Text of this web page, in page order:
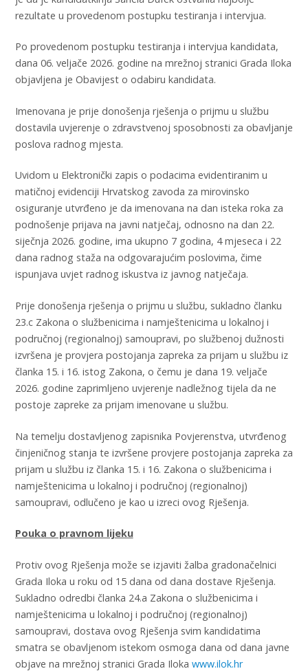
rezultate u provedenom postupku testiranja i intervjua.
Po provedenom postupku testiranja i intervjua kandidata,
dana 06. veljače 2026. godine na mrežnoj stranici Grada Iloka
objavljena je Obavijest o odabiru kandidata.
Imenovana je prije donošenja rješenja o prijmu u službu
dostavila uvjerenje o zdravstvenoj sposobnosti za obavljanje
poslova radnog mjesta.
Uvidom u Elektronički zapis o podacima evidentiranim u
matičnoj evidenciji Hrvatskog zavoda za mirovinsko
osiguranje utvrđeno je da imenovana na dan isteka roka za
podnošenje prijava na javni natječaj, odnosno na dan 22.
siječnja 2026. godine, ima ukupno 7 godina, 4 mjeseca i 22
dana radnog staža na odgovarajućim poslovima, čime
ispunjava uvjet radnog iskustva iz javnog natječaja.
Prije donošenja rješenja o prijmu u službu, sukladno članku
23.c Zakona o službenicima i namještenicima u lokalnoj i
područnoj (regionalnoj) samoupravi, po službenoj dužnosti
izvršena je provjera postojanja zapreka za prijam u službu iz
članka 15. i 16. istog Zakona, o čemu je dana 19. veljače
2026. godine zaprimljeno uvjerenje nadležnog tijela da ne
postoje zapreke za prijam imenovane u službu.
Na temelju dostavljenog zapisnika Povjerenstva, utvrđenog
činjeničnog stanja te izvršene provjere postojanja zapreka za
prijam u službu iz članka 15. i 16. Zakona o službenicima i
namještenicima u lokalnoj i područnoj (regionalnoj)
samoupravi, odlučeno je kao u izreci ovog Rješenja.
Pouka o pravnom lijeku
Protiv ovog Rješenja može se izjaviti žalba gradonačelnici
Grada Iloka u roku od 15 dana od dana dostave Rješenja.
Sukladno odredbi članka 24.a Zakona o službenicima i
namještenicima u lokalnoj i područnoj (regionalnoj)
samoupravi, dostava ovog Rješenja svim kandidatima
smatra se obavljenom istekom osmoga dana od dana javne
objave na mrežnoj stranici Grada Iloka www.ilok.hr